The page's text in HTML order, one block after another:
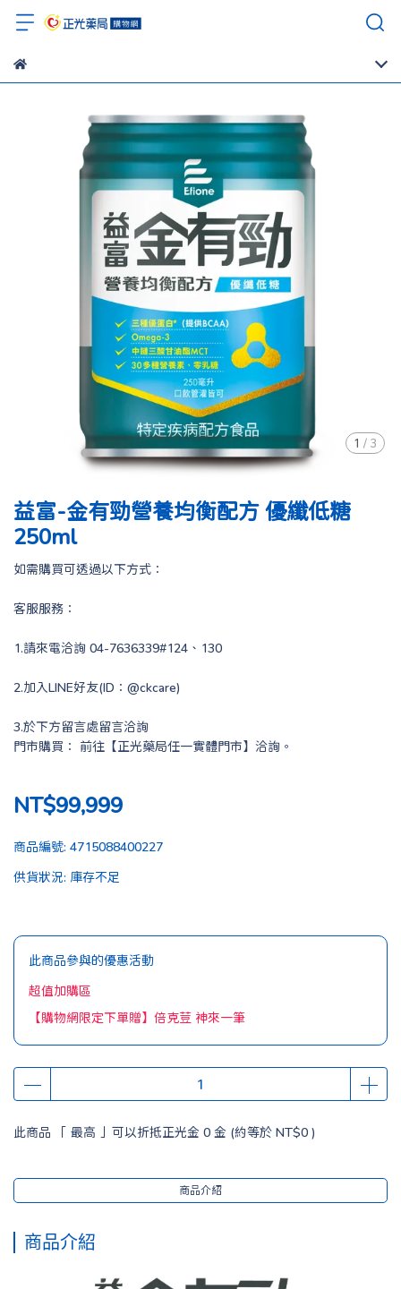
1 / 3
益富-金有勁營養均衡配方 優纖低糖
250ml
如需購買可透過以下方式：
客服服務：
1.請來電洽詢 04-7636339#124、130
2.加入LINE好友(ID：@ckcare)
3.於下方留言處留言洽詢
門市購買： 前往【正光藥局任一實體門市】洽詢。
NT$99,999
商品編號: 4715088400227
供貨狀況: 庫存不足
此商品參與的優惠活動
超值加購區
【購物網限定下單贈】倍克荳 神來一筆
此商品 「 最高 」可以折抵正光金 0 金 (約等於 NT$0 )
商品介紹
商品介紹